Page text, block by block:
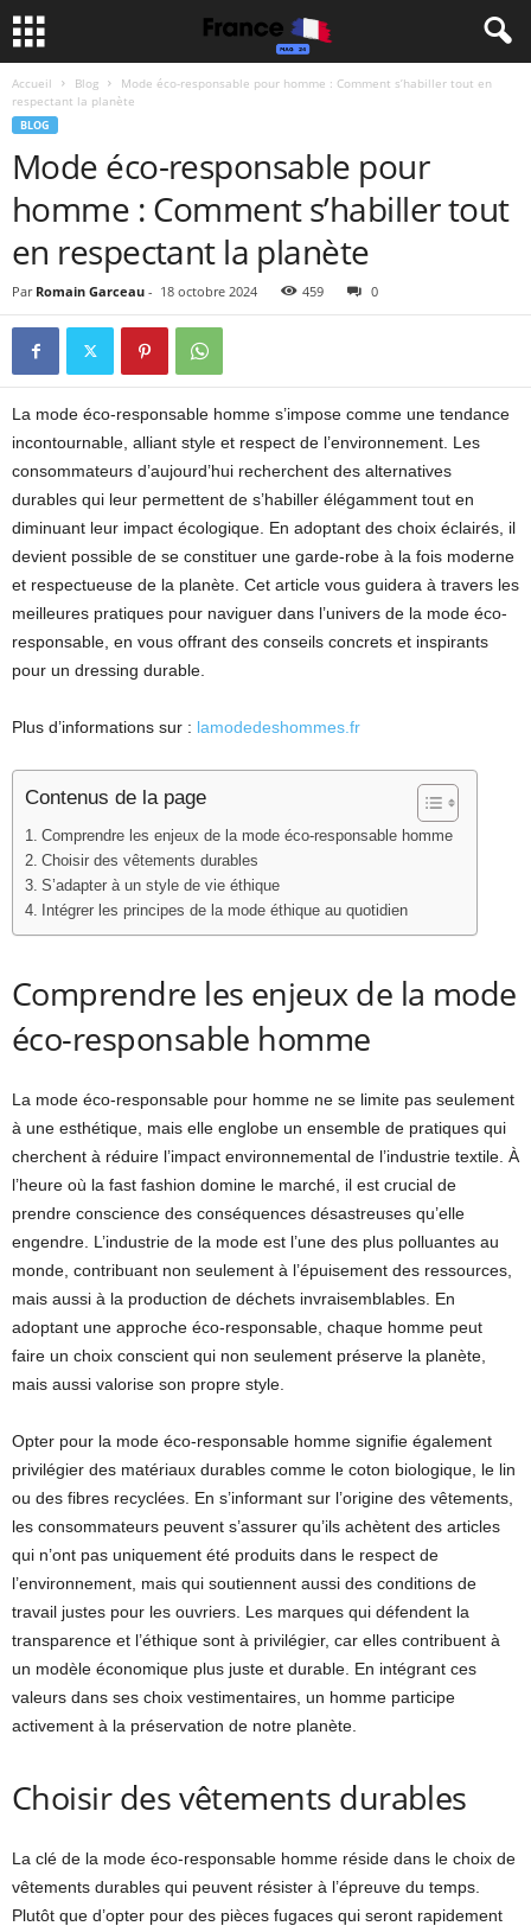
Accueil Blog
Mode éco-responsable pour homme : Comment s’habiller tout en
respectant la planète
BLOG
Mode éco-responsable pour
homme : Comment s’habiller tout
en respectant la planète
Par Romain Garceau - 18 octobre 2024 459 0
La mode éco-responsable homme s’impose comme une tendance
incontournable, alliant style et respect de l’environnement. Les
consommateurs d’aujourd’hui recherchent des alternatives
durables qui leur permettent de s’habiller élégamment tout en
diminuant leur impact écologique. En adoptant des choix éclairés, il
devient possible de se constituer une garde-robe à la fois moderne
et respectueuse de la planète. Cet article vous guidera à travers les
meilleures pratiques pour naviguer dans l’univers de la mode éco-
responsable, en vous offrant des conseils concrets et inspirants
pour un dressing durable.
Plus d’informations sur : lamodedeshommes.fr
Contenus de la page
Comprendre les enjeux de la mode éco-responsable homme
Choisir des vêtements durables
S’adapter à un style de vie éthique
Intégrer les principes de la mode éthique au quotidien
Comprendre les enjeux de la mode
éco-responsable homme
La mode éco-responsable pour homme ne se limite pas seulement
à une esthétique, mais elle englobe un ensemble de pratiques qui
cherchent à réduire l’impact environnemental de l’industrie textile. À
l’heure où la fast fashion domine le marché, il est crucial de
prendre conscience des conséquences désastreuses qu’elle
engendre. L’industrie de la mode est l’une des plus polluantes au
monde, contribuant non seulement à l’épuisement des ressources,
mais aussi à la production de déchets invraisemblables. En
adoptant une approche éco-responsable, chaque homme peut
faire un choix conscient qui non seulement préserve la planète,
mais aussi valorise son propre style.
Opter pour la mode éco-responsable homme signifie également
privilégier des matériaux durables comme le coton biologique, le lin
ou des fibres recyclées. En s’informant sur l’origine des vêtements,
les consommateurs peuvent s’assurer qu’ils achètent des articles
qui n’ont pas uniquement été produits dans le respect de
l’environnement, mais qui soutiennent aussi des conditions de
travail justes pour les ouvriers. Les marques qui défendent la
transparence et l’éthique sont à privilégier, car elles contribuent à
un modèle économique plus juste et durable. En intégrant ces
valeurs dans ses choix vestimentaires, un homme participe
activement à la préservation de notre planète.
Choisir des vêtements durables
La clé de la mode éco-responsable homme réside dans le choix de
vêtements durables qui peuvent résister à l’épreuve du temps.
Plutôt que d’opter pour des pièces fugaces qui seront rapidement